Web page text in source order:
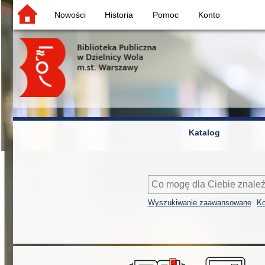
Nowości Historia Pomoc Konto
Katalog
Wyszukiwanie zaawansowane